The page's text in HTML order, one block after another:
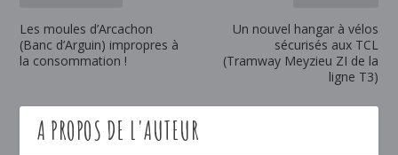
Les moules d’Arcachon
(Banc d’Arguin) impropres à
la consommation !
Un nouvel hangar à vélos
sécurisés aux TCL
(Tramway Meyzieu ZI de la
ligne T3)
A PROPOS DE L'AUTEUR